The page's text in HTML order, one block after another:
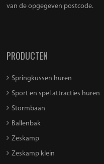
van de opgegeven postcode.
PRODUCTEN
Springkussen huren
Sport en spel attracties huren
Stormbaan
Ballenbak
Zeskamp
Zeskamp klein